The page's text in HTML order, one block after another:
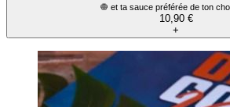
🧅 et ta sauce préférée de ton
10,90 €
+